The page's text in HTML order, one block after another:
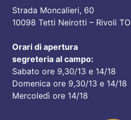
Strada Moncalieri, 60
10098 Tetti Neirotti – Rivoli TO
Orari di apertura
segreteria al campo:
Sabato ore 9,30/13 e 14/18
Domenica ore 9,30/13 e 14/18
Mercoledì ore 14/18